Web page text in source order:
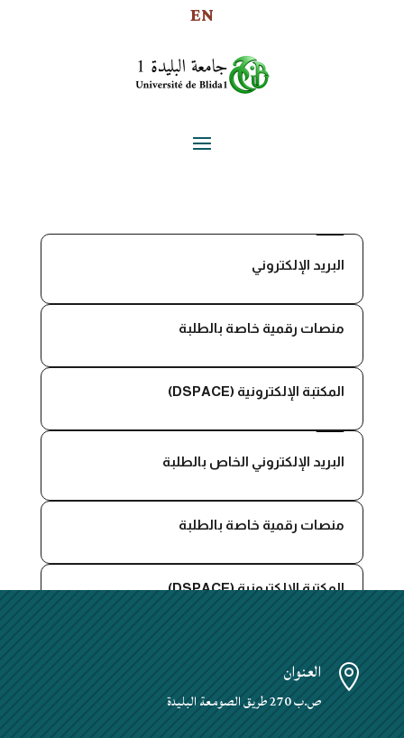
EN
البريد الإلكتروني
منصات رقمية خاصة بالطلبة
المكتبة الإلكترونية (DSPACE)
البريد الإلكتروني الخاص بالطلبة
منصات رقمية خاصة بالطلبة
المكتبة الإلكترونية (DSPACE)
 العنوان
ص.ب 270 طريق الصومعة البليدة